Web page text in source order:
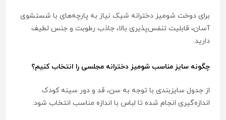
برای دوخت شومیز دخترانه شیک نیاز به پارچه‌های با شستشوی
آسان، قابلیت تنفس‌پذیری بالا، جاذب رطوبت و جنس لطیف
دارید.
چگونه سایز مناسب شومیز دخترانه مجلسی را انتخاب کنیم؟
از جدول سایزبندی با توجه به سن، قد و دور سینه کودک
اندازه‌گیری انجام شده تا لباس با اندازه مناسب انتخاب شود.